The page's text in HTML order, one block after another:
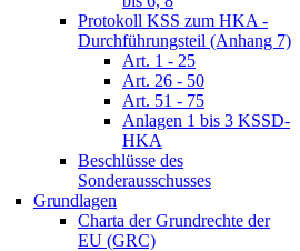
Protokoll KSS zum HKA -
Durchführungsteil (Anhang 7)
Art. 1 - 25
Art. 26 - 50
Art. 51 - 75
Anlagen 1 bis 3 KSSD-
HKA
Beschlüsse des
Sonderausschusses
Grundlagen
Charta der Grundrechte der
EU (GRC)